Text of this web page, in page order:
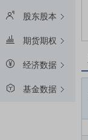
股东股本
期货期权
经济数据
基金数据